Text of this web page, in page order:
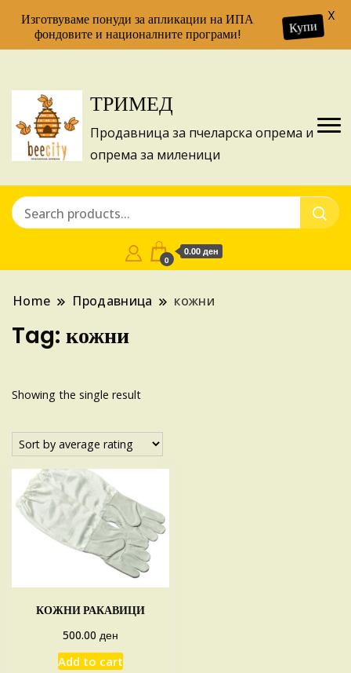
ТРИМЕД
Продавница за пчеларска опрема и
опрема за миленици
0
0.00 ден
Home Продавница кожни
Tag: кожни
Showing the single result
КОЖНИ РАКАВИЦИ
500.00 ден
Add to cart
Изготвуваме понуди за апликации на ИПА
фондовите и националните програми!
Купи
X